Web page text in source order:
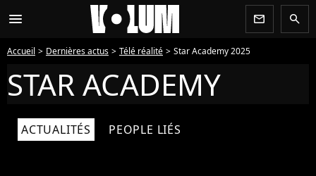
menu newsletter search
Accueil Dernières actus Télé réalité Star Academy 2025
STAR ACADEMY
ACTUALITÉS PEOPLE LIÉS